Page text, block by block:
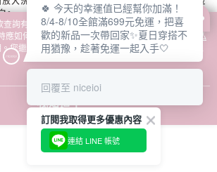
詢有關本網站使用 cookie 方式之詳情，及若您不希
應如何變更電腦的 cookie 設定，請參閱本網站「
隱私
您繼續使用本網站即表示您同意本公司得按本網站使
cookie。
我知道了
🍀 今天的幸運值已經幫你加滿！
8/4-8/10全館滿699元免運，把喜
歡的新品一次帶回家✨夏日穿搭不
用猶豫，趁著免運一起入手🤍
回覆至 niceioi
訂閱我取得更多優惠內容
連結 LINE 帳號